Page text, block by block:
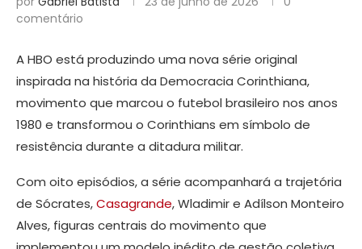
comentário
A HBO está produzindo uma nova série original
inspirada na história da Democracia Corinthiana,
movimento que marcou o futebol brasileiro nos anos
1980 e transformou o Corinthians em símbolo de
resistência durante a ditadura militar.
Com oito episódios, a série acompanhará a trajetória
de Sócrates,Casagrande, Wladimir e Adílson Monteiro
Alves, figuras centrais do movimento que